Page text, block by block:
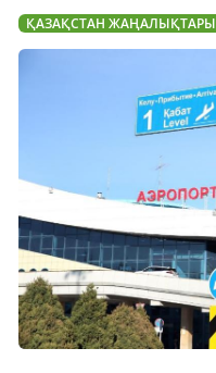
ҚАЗАҚСТАН ЖАҢАЛЫҚТАРЫ